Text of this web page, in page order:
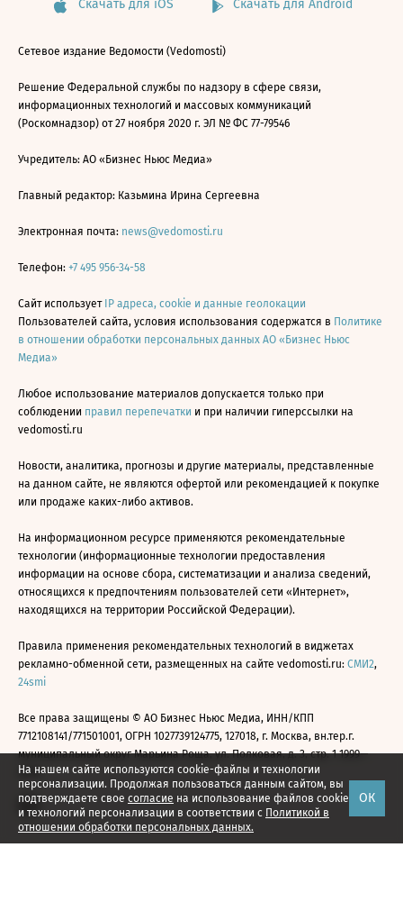
На нашем сайте используются cookie-файлы и технологии
персонализации. Продолжая пользоваться данным сайтом, вы
подтверждаете свое согласие на использование файлов cookie
и технологий персонализации в соответствии с Политикой в
отношении обработки персональных данных.
ОК
Скачать для iOS Скачать для Android
Сетевое издание Ведомости (Vedomosti)
Решение Федеральной службы по надзору в сфере связи,
информационных технологий и массовых коммуникаций
(Роскомнадзор) от 27 ноября 2020 г. ЭЛ № ФС 77-79546
Учредитель: АО «Бизнес Ньюс Медиа»
Главный редактор: Казьмина Ирина Сергеевна
Электронная почта: news@vedomosti.ru
Телефон: +7 495 956-34-58
Сайт использует IP адреса, cookie и данные геолокации
Пользователей сайта, условия использования содержатся в Политике
в отношении обработки персональных данных АО «Бизнес Ньюс
Медиа»
Любое использование материалов допускается только при
соблюдении правил перепечатки и при наличии гиперссылки на
vedomosti.ru
Новости, аналитика, прогнозы и другие материалы, представленные
на данном сайте, не являются офертой или рекомендацией к покупке
или продаже каких-либо активов.
На информационном ресурсе применяются рекомендательные
технологии (информационные технологии предоставления
информации на основе сбора, систематизации и анализа сведений,
относящихся к предпочтениям пользователей сети «Интернет»,
находящихся на территории Российской Федерации).
Правила применения рекомендательных технологий в виджетах
рекламно-обменной сети, размещенных на сайте vedomosti.ru: СМИ2,
24smi
Все права защищены © АО Бизнес Ньюс Медиа, ИНН/КПП
7712108141/771501001, ОГРН 1027739124775, 127018, г. Москва, вн.тер.г.
муниципальный округ Марьина Роща, ул. Полковая, д. 3, стр. 1 1999—
2026